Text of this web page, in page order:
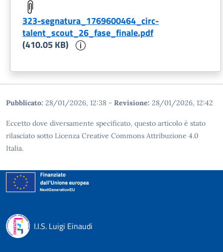
323-segnatura_1769600464_circ-
talent_scout_26_fase_finale.pdf
(410.05 KB)
Pubblicato: 28/01/2026, 12:38 - Revisione: 28/01/2026, 12:42
Eccetto dove diversamente specificato, questo articolo è stato
rilasciato sotto Licenza Creative Commons Attribuzione 4.0
Italia.
I.I.S. Luigi Einaudi